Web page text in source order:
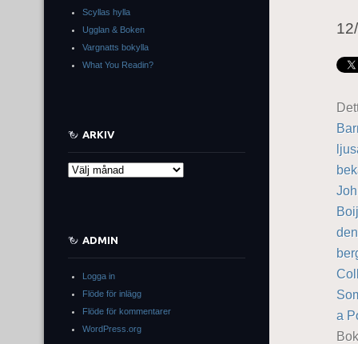
a
Scyllas hylla
Ugglan & Boken
Vargnatts bokylla
What You Readin?
ARKIV
Arkiv
ADMIN
Logga in
Flöde för inlägg
Flöde för kommentarer
WordPress.org